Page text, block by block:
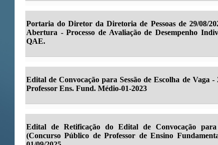
Portaria do Diretor da Diretoria de Pessoas de 29/08/
Abertura - Processo de Avaliação de Desempenho
QAE.
Edital de Convocação para Sessão de Escolha de Vaga -
Professor Ens. Fund. Médio-01-2023
Edital de Retificação do Edital de Convocação
(Concurso Público de Professor de Ensino